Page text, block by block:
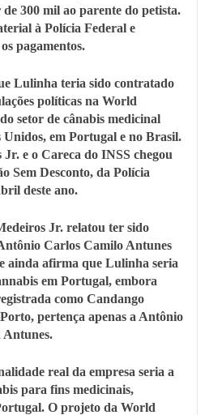
300 mil ao parente do petista.
à Polícia Federal e
pagamentos.
Lulinha teria sido contratado
políticas na World
setor de cânabis medicinal
Unidos, em Portugal e no Brasil.
e o Careca do INSS chegou
Sem Desconto, da Polícia
deste ano.
Jr. relatou ter sido
Carlos Camilo Antunes
ainda afirma que Lulinha seria
em Portugal, embora
como Candango
pertença apenas a Antônio
Antunes.
real da empresa seria a
para fins medicinais,
O projeto da World